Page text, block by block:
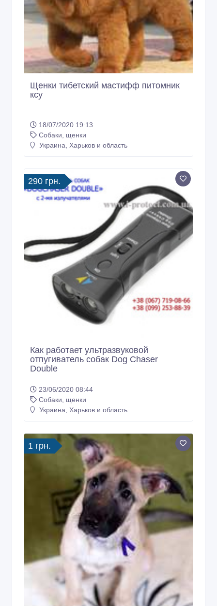
Украина, Харьков и область
Как работает ультразвуковой
отпугиватель собак Dog Chaser
23/06/2020 08:44
Собаки, щенки
Украина, Харьков и область
Красивые, ласковые щеночки ищут
любящую семью
03/04/2019 06:34
Собаки, щенки
Украина, Харьков и область